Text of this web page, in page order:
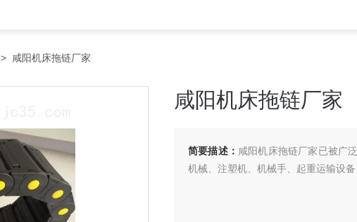
> 咸阳机床拖链厂家
咸阳机床拖链厂家
简要描述： 咸阳机床拖链厂家已被广
机械、注塑机、机械手、起重运输设备